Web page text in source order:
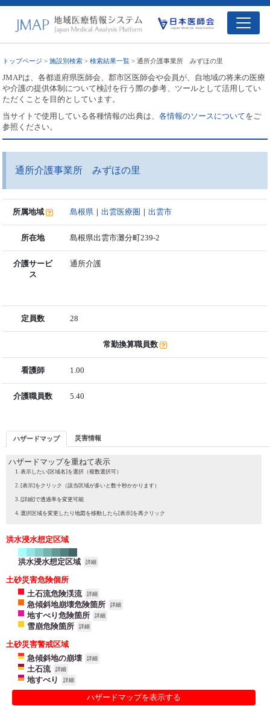
トップページ >施設別検索 >検索結果一覧 > 通所介護事業所 みずほの里
JMAPは、各都道府県医師会、郡市区医師会や会員が、自地域の将来の医療
や介護の提供体制について検討を行う際の参考、ツールとして活用してい
ただくことを目的としています。
当サイトで使用している各種情報の出典は、各情報のソースについてをご
参照ください。
通所介護事業所 みずほの里
所属地域 島根県 ｜出雲医療圏 ｜出雲市
所在地 島根県出雲市灘分町239-2
介護サービ
ス
通所介護
定員数 28
常勤換算職員数
看護師 1.00
介護職員数 5.40
ハザードマップ 災害情報
ハザードマップを重ねて表示
表示したい[区域名]を選択（複数選択可）
[表示]をクリック（該当区域が多いと数十秒かかります）
[詳細]で透過率を変更可能
選択区域を変更したり地図を移動したら[表示]を再クリック
洪水浸水想定区域
洪水浸水想定区域 詳細
土砂災害危険個所
土石流危険渓流
詳細
急傾斜地崩壊危険箇所 詳細
地すべり危険箇所 詳細
雪崩危険箇所 詳細
土砂災害警戒区域
急傾斜地の崩壊
詳細
土石流 詳細
地すべり 詳細
ハザードマップを表示する